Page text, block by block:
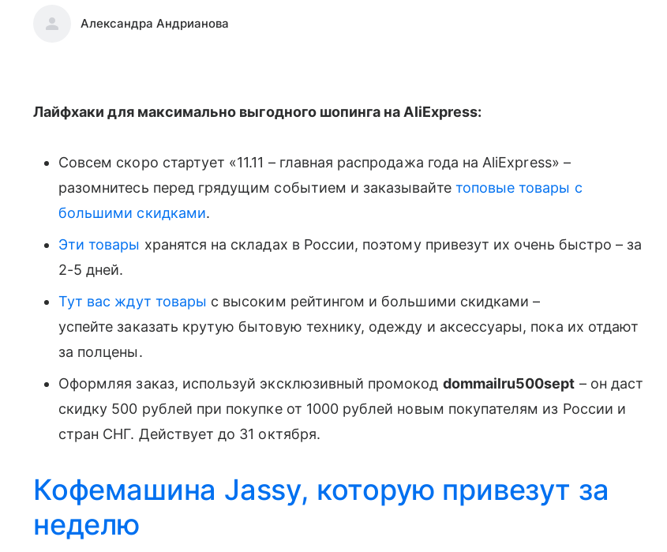
Александра Андрианова
Лайфхаки для максимально выгодного шопинга на AliExpress:
Совсем скоро стартует «11.11 – главная распродажа года на AliExpress» –
разомнитесь перед грядущим событием и заказывайте топовые товары с
большими скидками.
Эти товары хранятся на складах в Росcии, поэтому привезут их очень быстро – за
2-5 дней.
Тут вас ждут товары с высоким рейтингом и большими скидками –
успейте заказать крутую бытовую технику, одежду и аксессуары, пока их отдают
за полцены.
Оформляя заказ, используй эксклюзивный промокод dommailru500sept – он даст
скидку 500 рублей при покупке от 1000 рублей новым покупателям из России и
стран СНГ. Действует до 31 октября.
Кофемашина Jassy, которую привезут за
неделю